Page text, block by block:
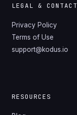
LEGAL & CONTACT
Privacy Policy
Terms of Use
support@kodus.io
RESOURCES